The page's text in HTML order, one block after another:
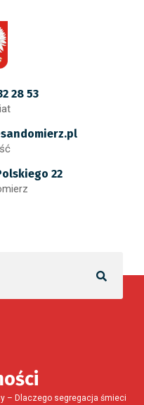
28 53
22
– Dlaczego segregacja śmieci